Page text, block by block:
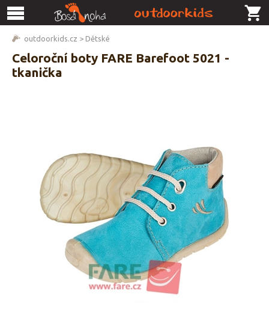
outdoorkids.cz > Dětské
Celoroční boty FARE Barefoot 5021 -
tkanička